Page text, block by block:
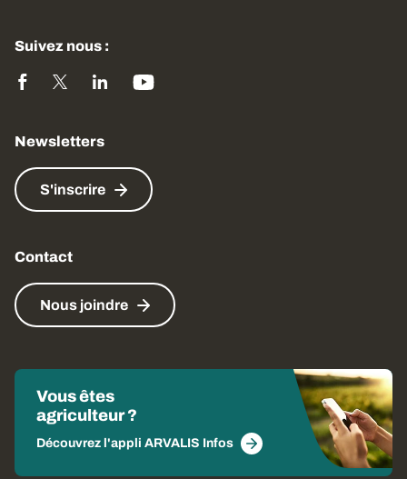
Suivez nous :
Newsletters
S'inscrire
Contact
Nous joindre
Vous êtes
agriculteur ?
Découvrez l'appli ARVALIS Infos